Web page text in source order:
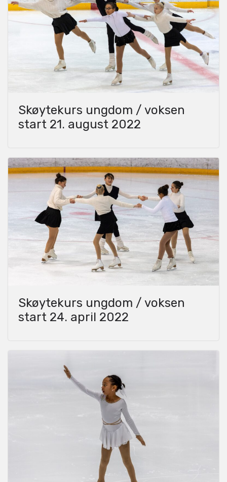
Skøytekurs ungdom / voksen
start 21. august 2022
Skøytekurs ungdom / voksen
start 24. april 2022